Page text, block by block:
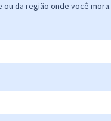
ou da região onde você mora.